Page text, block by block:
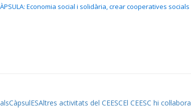
Economia social i solidària, crear cooperatives socials
CàpsulESAltres activitats del CEESCEl CEESC hi col·labora